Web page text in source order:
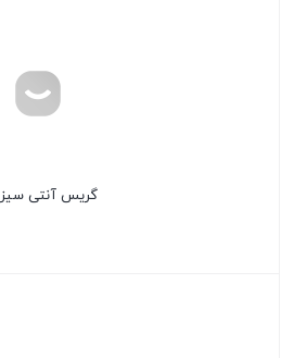
گریس آنتی سیز